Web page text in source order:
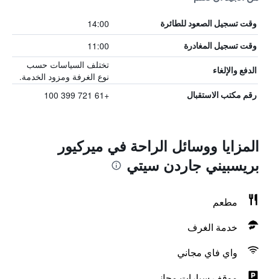
وقت تسجيل الصعود للطائرة 14:00
وقت تسجيل المغادرة 11:00
الدفع والإلغاء
تختلف السياسات حسب
نوع الغرفة ومزود الخدمة.
رقم مكتب الاستقبال +61 721 399 100
المزايا ووسائل الراحة في ميركيور
بريسبيني جاردن سيتي
مطعم
خدمة الغرف
واي فاي مجاني